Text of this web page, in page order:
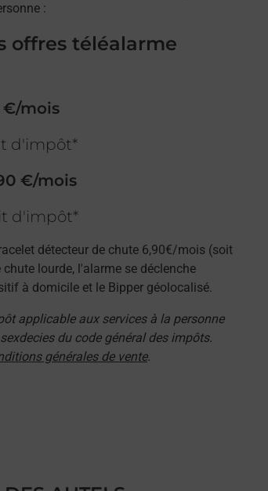
:
offres téléalarme
€/mois
d'impôt*
€/mois
d'impôt*
détecteur de chute 6,90€/mois (soit
lourde, l'alarme se déclenche
à domicile et le Bipper géolocalisé.
applicable aux services à la personne
du code général des impôts.
générales de vente.